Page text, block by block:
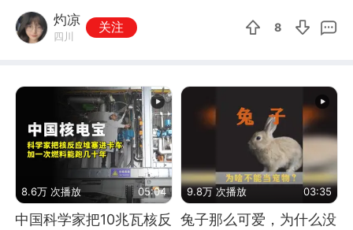
灼凉
四川
关注 8
8.6万 次播放 05:04
中国科学家把10兆瓦核反
9.8万 次播放 03:35
兔子那么可爱，为什么没